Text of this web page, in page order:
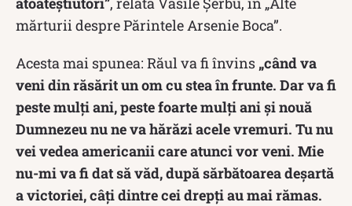
mărturii despre Părintele Arsenie Boca”.
Acesta mai spunea: Răul va fi învins „când va
veni din răsărit un om cu stea în frunte. Dar va fi
peste mulţi ani, peste foarte mulţi ani şi nouă
Dumnezeu nu ne va hărăzi acele vremuri. Tu nu
vei vedea americanii care atunci vor veni. Mie
nu-mi va fi dat să văd, după sărbătoarea deşartă
a victoriei, câţi dintre cei drepţi au mai rămas.